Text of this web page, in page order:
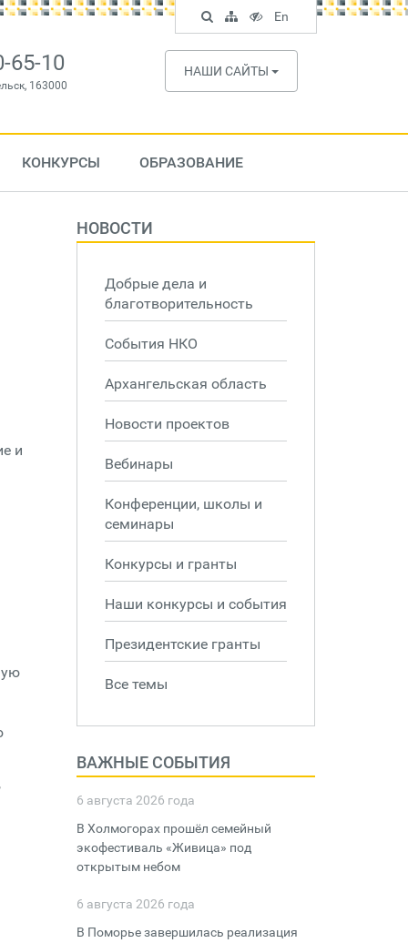
65-10
163000
НАШИ САЙТЫ
КОНКУРСЫ ОБРАЗОВАНИЕ
и
НОВОСТИ
Добрые дела и
благотворительность
События НКО
Архангельская область
Новости проектов
Вебинары
Конференции, школы и
семинары
Конкурсы и гранты
Наши конкурсы и события
Президентские гранты
Все темы
ВАЖНЫЕ СОБЫТИЯ
6 августа 2026 года
В Холмогорах прошёл семейный
экофестиваль «Живица» под
открытым небом
6 августа 2026 года
В Поморье завершилась реализация
Поиск
по
сайту
Карта
сайта
Версия
для
слабовидящих
En
English